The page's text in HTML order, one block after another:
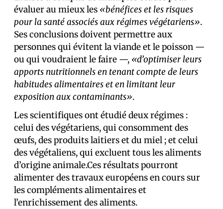
évaluer au mieux les «bénéfices et les risques
pour la santé associés aux régimes végétariens».
Ses conclusions doivent permettre aux
personnes qui évitent la viande et le poisson —
ou qui voudraient le faire —, «d’optimiser leurs
apports nutritionnels en tenant compte de leurs
habitudes alimentaires et en limitant leur
exposition aux contaminants».
Les scientifiques ont étudié deux régimes :
celui des végétariens, qui consomment des
œufs, des produits laitiers et du miel ; et celui
des végétaliens, qui excluent tous les aliments
d’origine animale.Ces résultats pourront
alimenter des travaux européens en cours sur
les compléments alimentaires et
l’enrichissement des aliments.